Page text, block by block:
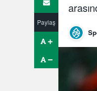
Paylaş